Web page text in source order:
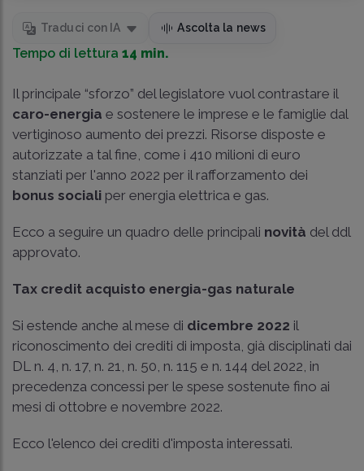
Traduci con IA Ascolta la news
Tempo di lettura 14 min.
Il principale “sforzo” del legislatore vuol contrastare il
caro-energia e sostenere le imprese e le famiglie dal
vertiginoso aumento dei prezzi. Risorse disposte e
autorizzate a tal fine, come i 410 milioni di euro
stanziati per l'anno 2022 per il rafforzamento dei
bonus sociali per energia elettrica e gas.
Ecco a seguire un quadro delle principali novità del ddl
approvato.
Tax credit acquisto energia-gas naturale
Si estende anche al mese di dicembre 2022 il
riconoscimento dei crediti di imposta, già disciplinati dai
DL n. 4, n. 17, n. 21, n. 50, n. 115 e n. 144 del 2022, in
precedenza concessi per le spese sostenute fino ai
mesi di ottobre e novembre 2022.
Ecco l'elenco dei crediti d'imposta interessati.